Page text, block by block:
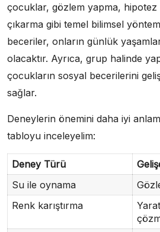
çocuklar, gözlem yapma,
çıkarma gibi temel bilimsel
beceriler, onların günlük
olacaktır. Ayrıca, grup halinde
çocukların sosyal becerilerini
sağlar.
Deneylerin önemini daha iyi
tabloyu inceleyelim:
Deney Türü
Su ile oynama
Renk karıştırma